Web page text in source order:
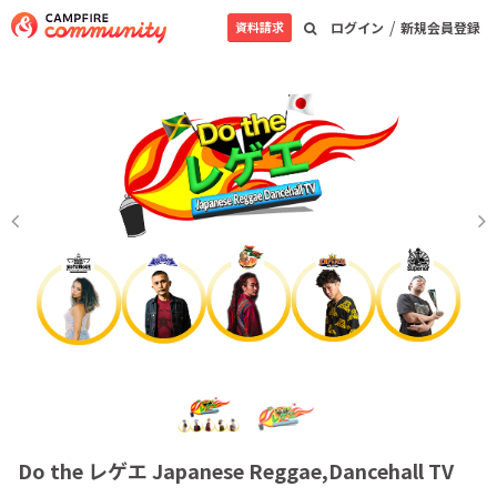
ログイン / 新規会員登録
資料請求
Do the レゲエ Japanese Reggae,Dancehall TV